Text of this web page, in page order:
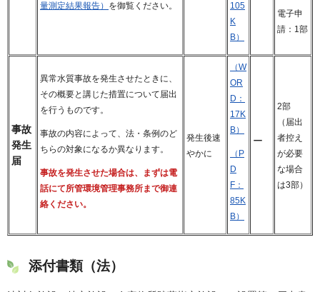
量測定結果報告） を御覧ください。
105
K
B）
電子申
請：1部
事故
発生
届
異常水質事故を発生させたときに、
その概要と講じた措置について届出
を行うものです。
事故の内容によって、法・条例のど
ちらの対象になるか異なります。
事故を発生させた場合は、まずは電
話にて所管環境管理事務所まで御連
絡ください。
発生後速
やかに
（W
OR
D：
17K
B）
（P
D
F：
85K
B）
ー
2部
（届出
者控え
が必要
な場合
は3部）
添付書類（法）